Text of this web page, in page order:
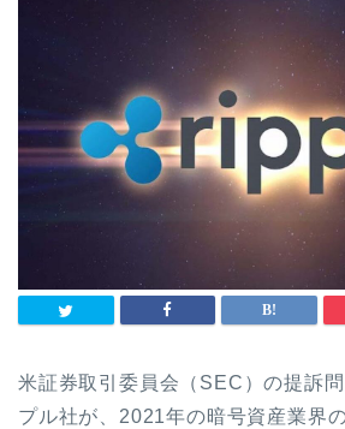
米証券取引委員会（SEC）の提訴
プル社が、2021年の暗号資産業界